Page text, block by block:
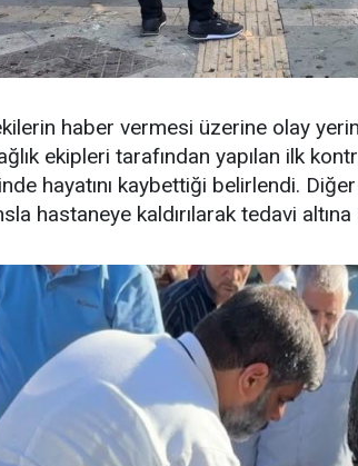
haber vermesi üzerine olay
ekipleri tarafından yapılan ilk
hayatını kaybettiği belirlendi.
hastaneye kaldırılarak tedavi altına